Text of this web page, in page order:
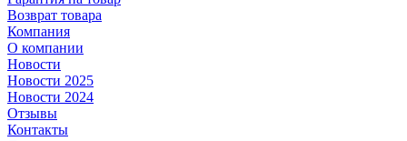
Возврат товара
Компания
О компании
Новости
Новости 2025
Новости 2024
Отзывы
Контакты